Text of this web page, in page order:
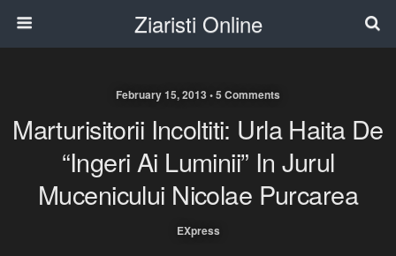
Ziaristi Online
February 15, 2013 • 5 Comments
Marturisitorii Incoltiti: Urla Haita De
“ingeri Ai Luminii” In Jurul
Mucenicului Nicolae Purcarea
EXpress